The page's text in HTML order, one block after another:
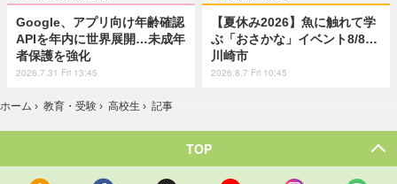
Google、アプリ向け年齢確認
APIを年内に世界展開…未成年
者保護を強化
2026.7.31 Fri 13:45
【夏休み2026】魚に触れて学
ぶ「おさかな」イベント8/8…
川崎市
2026.8.7 Fri 10:45
ホーム › 教育・受験 › 高校生 › 記事
TOP